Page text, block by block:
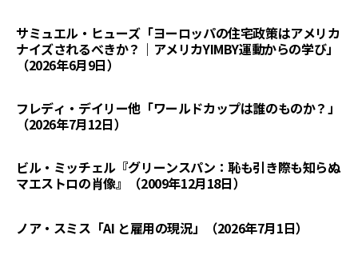
サミュエル・ヒューズ「ヨーロッパの住宅政策はアメリカ
ナイズされるべきか？｜アメリカYIMBY運動からの学び」
（2026年6月9日）
フレディ・デイリー他「ワールドカップは誰のものか？」
（2026年7月12日）
ビル・ミッチェル『グリーンスパン：恥も引き際も知らぬ
マエストロの肖像』（2009年12月18日）
ノア・スミス「AI と雇用の現況」（2026年7月1日）